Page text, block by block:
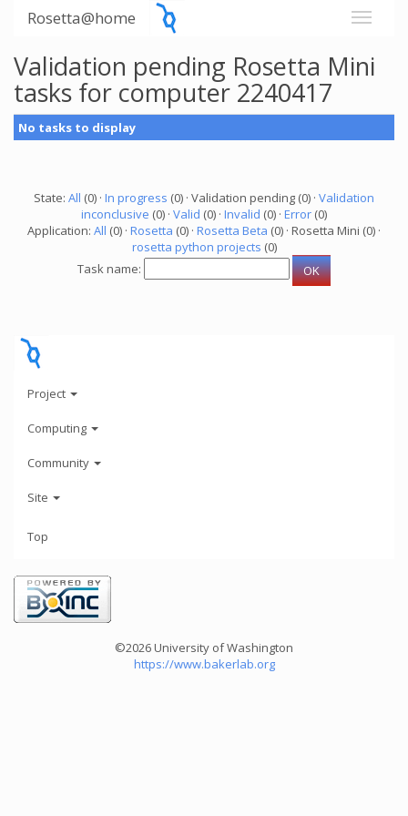
Rosetta@home
Validation pending Rosetta Mini
tasks for computer 2240417
No tasks to display
State: All (0) · In progress (0) · Validation pending (0) · Validation
inconclusive (0) · Valid (0) · Invalid (0) · Error (0)
Application: All (0) · Rosetta (0) · Rosetta Beta (0) · Rosetta Mini (0) ·
rosetta python projects (0)
Task name:
Project
Computing
Community
Site
Top
©2026 University of Washington
https://www.bakerlab.org